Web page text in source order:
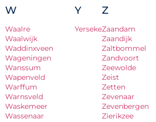
W
Waalre
Waalwijk
Waddinxveen
Wageningen
Wanssum
Wapenveld
Warffum
Warnsveld
Waskemeer
Wassenaar
Y
Yerseke
Z
Zaandam
Zaandijk
Zaltbommel
Zandvoort
Zeewolde
Zeist
Zetten
Zevenaar
Zevenbergen
Zierikzee